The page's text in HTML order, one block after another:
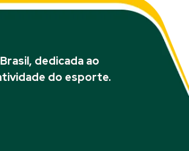
dedicada ao
do esporte.